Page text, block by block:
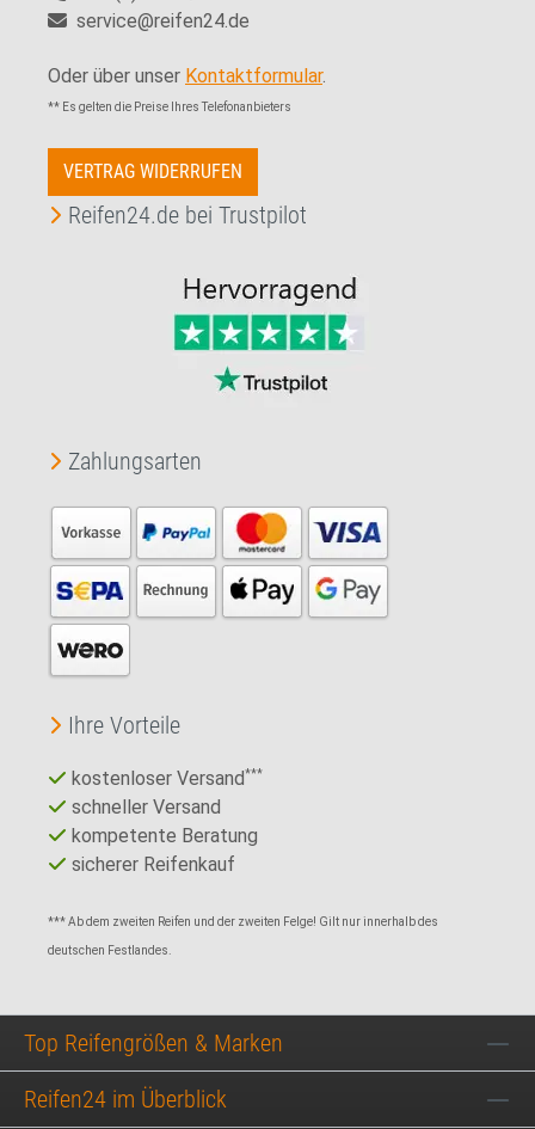
service@reifen24.de
Oder über unser Kontaktformular.
** Es gelten die Preise Ihres Telefonanbieters
VERTRAG WIDERRUFEN
Reifen24.de bei Trustpilot
Zahlungsarten
Ihre Vorteile
kostenloser Versand***
schneller Versand
kompetente Beratung
sicherer Reifenkauf
*** Ab dem zweiten Reifen und der zweiten Felge! Gilt nur innerhalb des
deutschen Festlandes.
Top Reifengrößen & Marken
Reifen24 im Überblick